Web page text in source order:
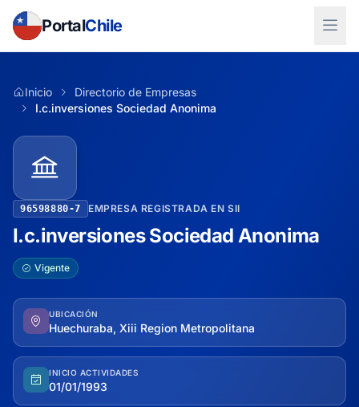
PortalChile
Inicio
Directorio de Empresas
I.c.inversiones Sociedad Anonima
96598880-7 EMPRESA REGISTRADA EN SII
I.c.inversiones Sociedad Anonima
Vigente
UBICACIÓN
Huechuraba, Xiii Region Metropolitana
INICIO ACTIVIDADES
01/01/1993